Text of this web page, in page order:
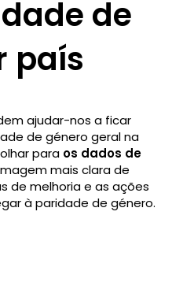
de
país
ajudar-nos a ficar
de género geral na
para os dados de
mais clara de
de melhoria e as ações
à paridade de género.